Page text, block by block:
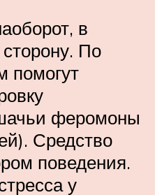
в
По
помогут
феромоны
Средство
поведения.
у